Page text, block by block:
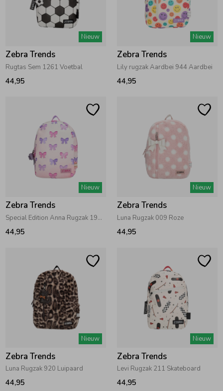
Zwemkleding
Vesten
Colberts & Gilets
Boxpakjes
Rompers
Regenkleding &-laarzen
Zomeraccessoires
Beenmode
Zwemkleding
Vesten
Rokken & Skorts
Jumpsuits
Blazers & Gilets
Leggings
Rompers
Cadeaubonnen
Kledingaccessoires
Verzorgingsproducten
Beenmode
Winteraccessoires
Winterjassen
Zwemvesten & Zwembandjes
Winterjassen
Nieuw
Zebra Trends
Rugtas Sem 1261 Voetbal
44,95
Nieuw
Zebra Trends
Lily rugzak Aardbei 944 Aardbei
44,95
Nieuw
Zebra Trends
Special Edition Anna Rugzak 195 Multi
44,95
Nieuw
Zebra Trends
Luna Rugzak 009 Roze
44,95
Nieuw
Zebra Trends
Luna Rugzak 920 Luipaard
44,95
Nieuw
Zebra Trends
Levi Rugzak 211 Skateboard
44,95